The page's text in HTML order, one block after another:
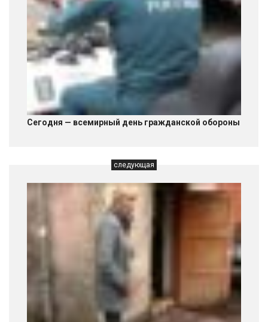
Сегодня — всемирный день гражданской обороны
следующая